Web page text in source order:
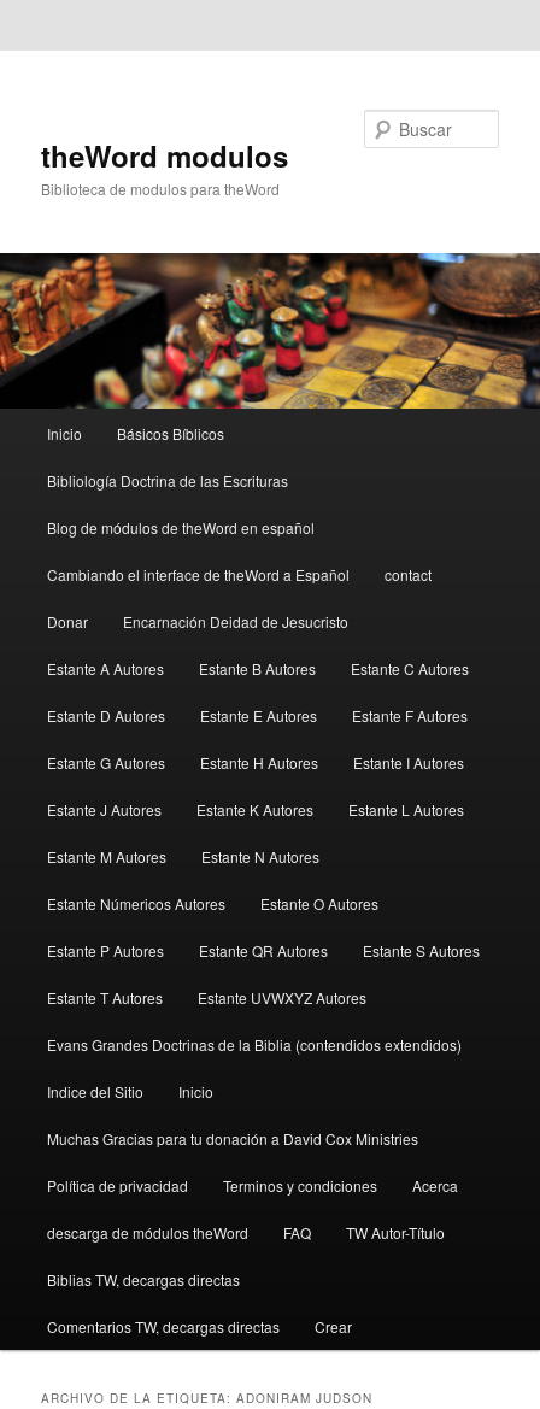
theWord modulos
Biblioteca de modulos para theWord
principal
Inicio Básicos Bíblicos
Bibliología Doctrina de las Escrituras
Blog de módulos de theWord en español
Cambiando el interface de theWord a Español contact
Donar Encarnación Deidad de Jesucristo
Estante A Autores Estante B Autores Estante C Autores
Estante D Autores Estante E Autores Estante F Autores
Estante G Autores Estante H Autores Estante I Autores
Estante J Autores Estante K Autores Estante L Autores
Estante M Autores Estante N Autores
Estante Númericos Autores Estante O Autores
Estante P Autores Estante QR Autores Estante S Autores
Estante T Autores Estante UVWXYZ Autores
Evans Grandes Doctrinas de la Biblia (contendidos extendidos)
Indice del Sitio Inicio
Muchas Gracias para tu donación a David Cox Ministries
Política de privacidad Terminos y condiciones Acerca
descarga de módulos theWord FAQ TW Autor-Título
Biblias TW, decargas directas
Comentarios TW, decargas directas Crear
ARCHIVO DE LA ETIQUETA:ADONIRAM JUDSON